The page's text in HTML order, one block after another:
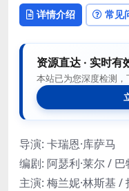
详情介绍 常见
资源直达 · 实时有
本站已为您深度检测
导演: 卡瑞恩·库萨马
编剧: 阿瑟利·莱尔 / 巴
主演: 梅兰妮·林斯基 /